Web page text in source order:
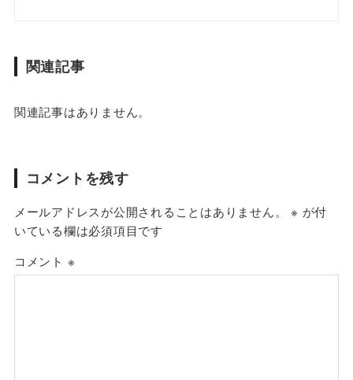
関連記事
関連記事はありません。
コメントを残す
メールアドレスが公開されることはありません。 ※ が付
いている欄は必須項目です
コメント ※